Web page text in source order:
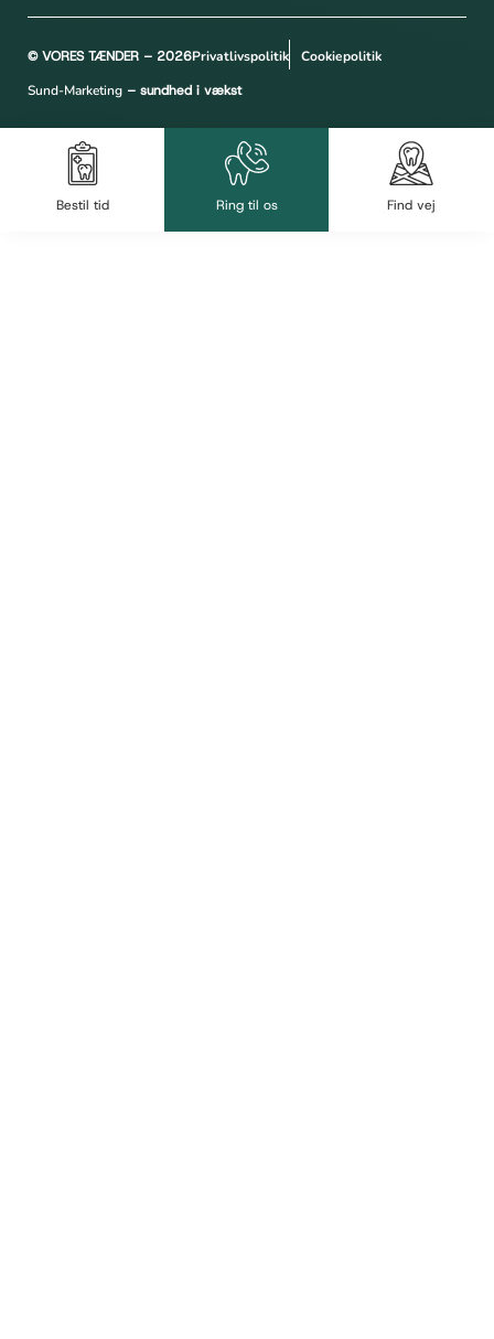
© VORES TÆNDER – 2026Privatlivspolitik
Cookiepolitik
Sund-Marketing – sundhed i vækst
Bestil tid Ring til os Find vej